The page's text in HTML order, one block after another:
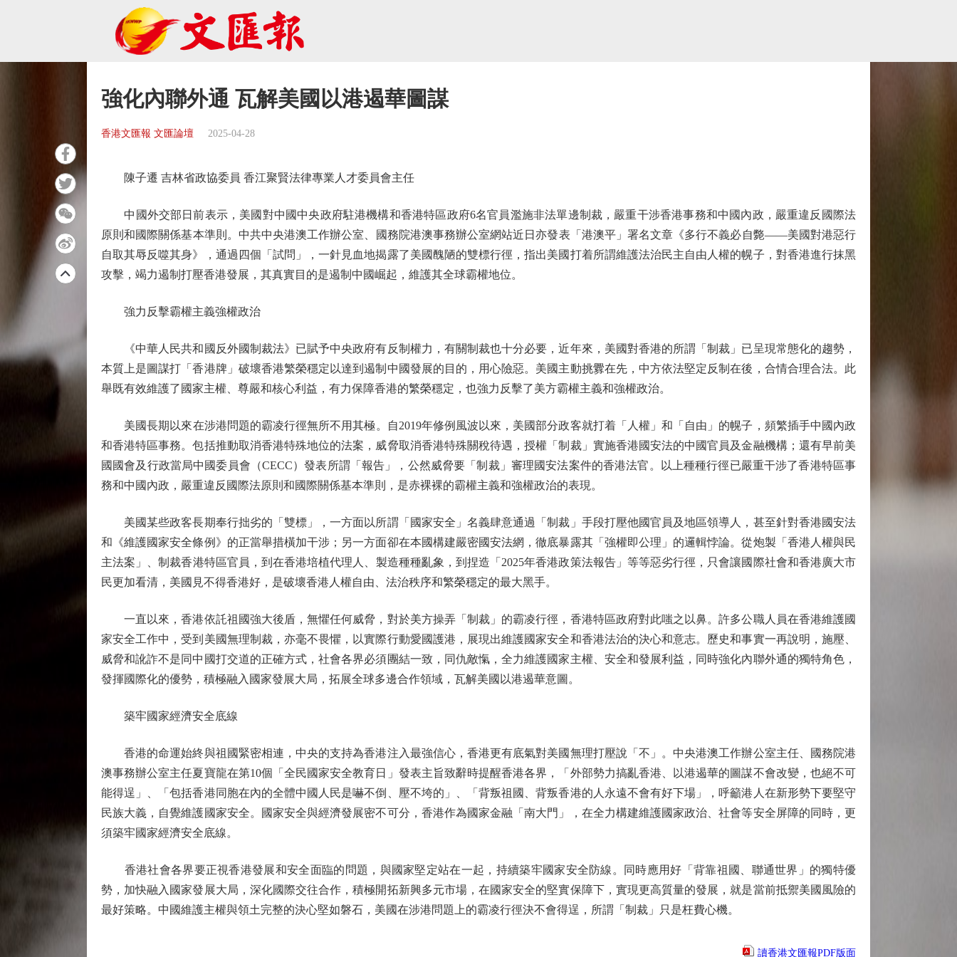
強化內聯外通 瓦解美國以港遏華圖謀
香港文匯報 文匯論壇 2025-04-28
陳子遷 吉林省政協委員 香江聚賢法律專業人才委員會主任
中國外交部日前表示，美國對中國中央政府駐港機構和香港特區政府6名官員濫施非法單邊制裁，嚴重干涉香港事務和中國內政，嚴重違反國際法
原則和國際關係基本準則。中共中央港澳工作辦公室、國務院港澳事務辦公室網站近日亦發表「港澳平」署名文章《多行不義必自斃——美國對港惡行
自取其辱反噬其身》，通過四個「試問」，一針見血地揭露了美國醜陋的雙標行徑，指出美國打着所謂維護法治民主自由人權的幌子，對香港進行抹黑
攻擊，竭力遏制打壓香港發展，其真實目的是遏制中國崛起，維護其全球霸權地位。
強力反擊霸權主義強權政治
《中華人民共和國反外國制裁法》已賦予中央政府有反制權力，有關制裁也十分必要，近年來，美國對香港的所謂「制裁」已呈現常態化的趨勢，
本質上是圖謀打「香港牌」破壞香港繁榮穩定以達到遏制中國發展的目的，用心險惡。美國主動挑釁在先，中方依法堅定反制在後，合情合理合法。此
舉既有效維護了國家主權、尊嚴和核心利益，有力保障香港的繁榮穩定，也強力反擊了美方霸權主義和強權政治。
美國長期以來在涉港問題的霸凌行徑無所不用其極。自2019年修例風波以來，美國部分政客就打着「人權」和「自由」的幌子，頻繁插手中國內政
和香港特區事務。包括推動取消香港特殊地位的法案，威脅取消香港特殊關稅待遇，授權「制裁」實施香港國安法的中國官員及金融機構；還有早前美
國國會及行政當局中國委員會（CECC）發表所謂「報告」，公然威脅要「制裁」審理國安法案件的香港法官。以上種種行徑已嚴重干涉了香港特區事
務和中國內政，嚴重違反國際法原則和國際關係基本準則，是赤裸裸的霸權主義和強權政治的表現。
美國某些政客長期奉行拙劣的「雙標」，一方面以所謂「國家安全」名義肆意通過「制裁」手段打壓他國官員及地區領導人，甚至針對香港國安法
和《維護國家安全條例》的正當舉措橫加干涉；另一方面卻在本國構建嚴密國安法網，徹底暴露其「強權即公理」的邏輯悖論。從炮製「香港人權與民
主法案」、制裁香港特區官員，到在香港培植代理人、製造種種亂象，到捏造「2025年香港政策法報告」等等惡劣行徑，只會讓國際社會和香港廣大市
民更加看清，美國見不得香港好，是破壞香港人權自由、法治秩序和繁榮穩定的最大黑手。
一直以來，香港依託祖國強大後盾，無懼任何威脅，對於美方操弄「制裁」的霸凌行徑，香港特區政府對此嗤之以鼻。許多公職人員在香港維護國
家安全工作中，受到美國無理制裁，亦毫不畏懼，以實際行動愛國護港，展現出維護國家安全和香港法治的決心和意志。歷史和事實一再說明，施壓、
威脅和訛詐不是同中國打交道的正確方式，社會各界必須團結一致，同仇敵愾，全力維護國家主權、安全和發展利益，同時強化內聯外通的獨特角色，
發揮國際化的優勢，積極融入國家發展大局，拓展全球多邊合作領域，瓦解美國以港遏華意圖。
築牢國家經濟安全底線
香港的命運始終與祖國緊密相連，中央的支持為香港注入最強信心，香港更有底氣對美國無理打壓說「不」。中央港澳工作辦公室主任、國務院港
澳事務辦公室主任夏寶龍在第10個「全民國家安全教育日」發表主旨致辭時提醒香港各界，「外部勢力搞亂香港、以港遏華的圖謀不會改變，也絕不可
能得逞」、「包括香港同胞在內的全體中國人民是嚇不倒、壓不垮的」、「背叛祖國、背叛香港的人永遠不會有好下場」，呼籲港人在新形勢下要堅守
民族大義，自覺維護國家安全。國家安全與經濟發展密不可分，香港作為國家金融「南大門」，在全力構建維護國家政治、社會等安全屏障的同時，更
須築牢國家經濟安全底線。
香港社會各界要正視香港發展和安全面臨的問題，與國家堅定站在一起，持續築牢國家安全防線。同時應用好「背靠祖國、聯通世界」的獨特優
勢，加快融入國家發展大局，深化國際交往合作，積極開拓新興多元市場，在國家安全的堅實保障下，實現更高質量的發展，就是當前抵禦美國風險的
最好策略。中國維護主權與領土完整的決心堅如磐石，美國在涉港問題上的霸凌行徑決不會得逞，所謂「制裁」只是枉費心機。
讀香港文匯報PDF版面